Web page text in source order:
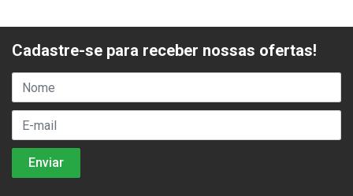
Cadastre-se para receber nossas ofertas!